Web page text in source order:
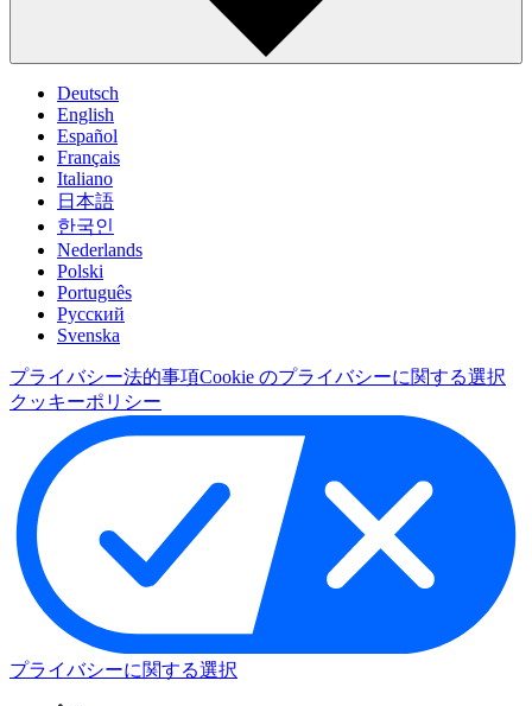
Deutsch
English
Español
Français
Italiano
日本語
한국인
Nederlands
Polski
Português
Pусский
Svenska
プライバシー法的事項Cookie のプライバシーに関する選択
クッキーポリシー
プライバシーに関する選択